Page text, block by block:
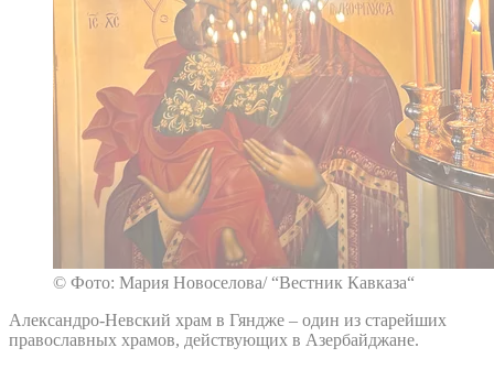
© Фото: Мария Новоселова/ “Вестник Кавказа“
Александро-Невский храм в Гяндже – один из старейших
православных храмов, действующих в Азербайджане.